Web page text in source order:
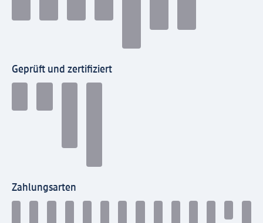
Geprüft und zertifiziert
Zahlungsarten